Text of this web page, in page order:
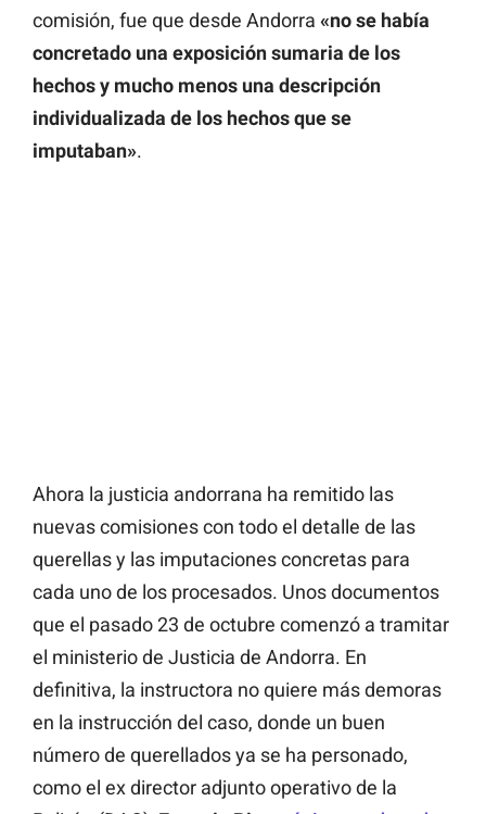
comisión, fue que desde Andorra «no se había
concretado una exposición sumaria de los
hechos y mucho menos una descripción
individualizada de los hechos que se
imputaban».
Ahora la justicia andorrana ha remitido las
nuevas comisiones con todo el detalle de las
querellas y las imputaciones concretas para
cada uno de los procesados. Unos documentos
que el pasado 23 de octubre comenzó a tramitar
el ministerio de Justicia de Andorra. En
definitiva, la instructora no quiere más demoras
en la instrucción del caso, donde un buen
número de querellados ya se ha personado,
como el ex director adjunto operativo de la